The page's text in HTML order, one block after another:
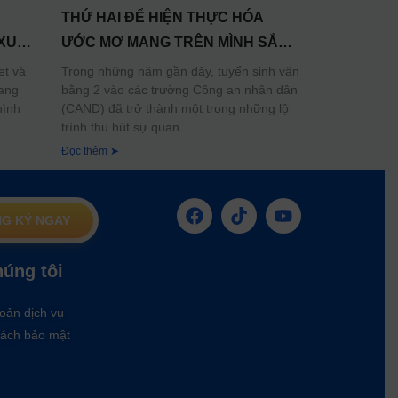
và
THỨ HAI ĐỂ HIỆN THỰC HÓA
ƯỚC MƠ MANG TRÊN MÌNH SẮC
PHỤC
Trong những năm gần đây, tuyển sinh văn
bằng 2 vào các trường Công an nhân dân
(CAND) đã trở thành một trong những lộ
trình thu hút sự quan
Đọc thêm ➤
KÝ NGAY
tôi
dịch vụ
bảo mật